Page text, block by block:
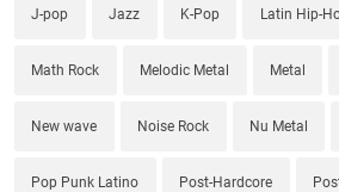
J-pop Jazz K-Pop Latin Hip-
Math Rock Melodic Metal Metal
New wave Noise Rock Nu Metal
Pop Punk Latino Post-Hardcore